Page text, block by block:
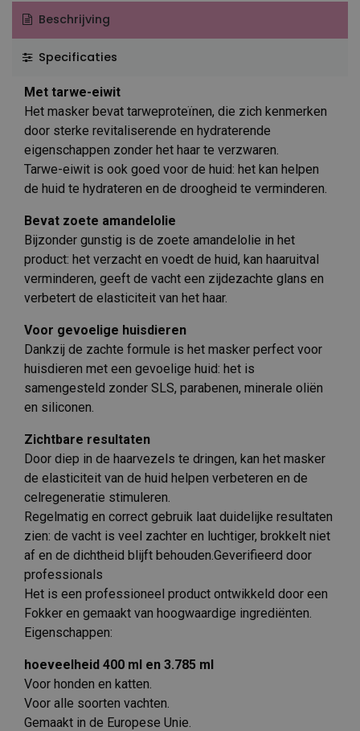
Beschrijving
Specificaties
Met tarwe-eiwit
Het masker bevat tarweproteïnen, die zich kenmerken
door sterke revitaliserende en hydraterende
eigenschappen zonder het haar te verzwaren.
Tarwe-eiwit is ook goed voor de huid: het kan helpen
de huid te hydrateren en de droogheid te verminderen.
Bevat zoete amandelolie
Bijzonder gunstig is de zoete amandelolie in het
product: het verzacht en voedt de huid, kan haaruitval
verminderen, geeft de vacht een zijdezachte glans en
verbetert de elasticiteit van het haar.
Voor gevoelige huisdieren
Dankzij de zachte formule is het masker perfect voor
huisdieren met een gevoelige huid: het is
samengesteld zonder SLS, parabenen, minerale oliën
en siliconen.
Zichtbare resultaten
Door diep in de haarvezels te dringen, kan het masker
de elasticiteit van de huid helpen verbeteren en de
celregeneratie stimuleren.
Regelmatig en correct gebruik laat duidelijke resultaten
zien: de vacht is veel zachter en luchtiger, brokkelt niet
af en de dichtheid blijft behouden.Geverifieerd door
professionals
Het is een professioneel product ontwikkeld door een
Fokker en gemaakt van hoogwaardige ingrediënten.
Eigenschappen:
hoeveelheid 400 ml en 3.785 ml
Voor honden en katten.
Voor alle soorten vachten.
Gemaakt in de Europese Unie.